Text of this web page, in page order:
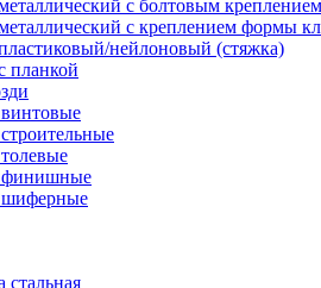
с болтовым креплением
с креплением формы
нейлоновый (стяжка)
планкой
финишные
шиферные
стальная